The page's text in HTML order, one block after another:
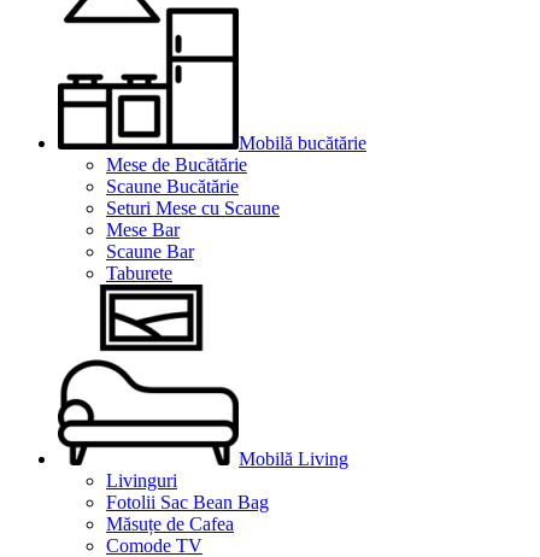
Mobilă bucătărie
Mese de Bucătărie
Scaune Bucătărie
Seturi Mese cu Scaune
Mese Bar
Scaune Bar
Taburete
Mobilă Living
Livinguri
Fotolii Sac Bean Bag
Măsuțe de Cafea
Comode TV